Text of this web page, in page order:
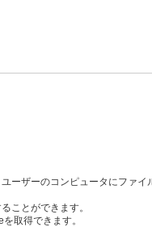
ーザーのコンピュータにファイ
ことができます。
取得できます。